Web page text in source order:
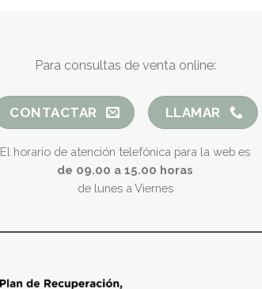
Para consultas de venta online:
CONTACTAR LLAMAR
El horario de atención telefónica para la web es
de 09.00 a 15.00 horas
de lunes a Viernes